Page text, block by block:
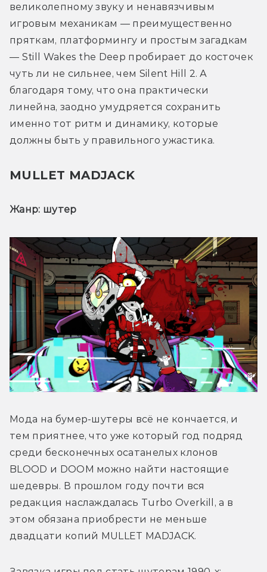
великолепному звуку и ненавязчивым
игровым механикам — преимущественно
пряткам, платформингу и простым загадкам
— Still Wakes the Deep пробирает до косточек
чуть ли не сильнее, чем Silent Hill 2. А
благодаря тому, что она практически
линейна, заодно умудряется сохранить
именно тот ритм и динамику, которые
должны быть у правильного ужастика.
MULLET MADJACK
Жанр: шутер
Мода на бумер-шутеры всё не кончается, и
тем приятнее, что уже который год подряд
среди бесконечных осатанелых клонов
BLOOD и DOOM можно найти настоящие
шедевры. В прошлом году почти вся
редакция наслаждалась Turbo Overkill, а в
этом обязана приобрести не меньше
двадцати копий MULLET MADJACK.